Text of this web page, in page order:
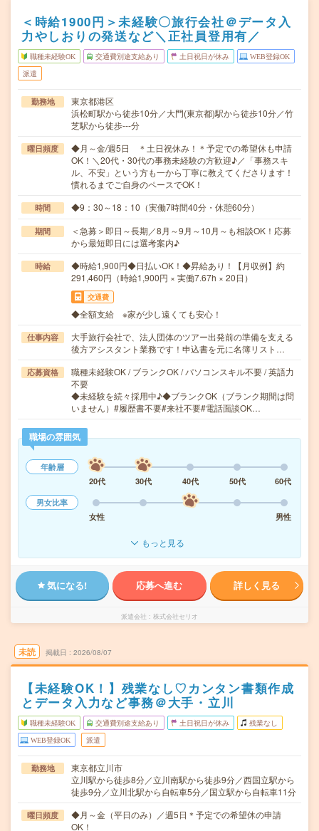
＜時給1900円＞未経験〇旅行会社＠データ入
力やしおりの発送など＼正社員登用有／
職種未経験OK 交通費別途支給あり 土日祝日が休み WEB登録OK
派遣
勤務地
東京都港区
浜松町駅から徒歩10分／大門(東京都)駅から徒歩10分／竹
芝駅から徒歩---分
曜日頻度
◆月～金/週5日 ＊土日祝休み！＊予定での希望休も申請
OK！＼20代・30代の事務未経験の方歓迎♪／「事務スキ
ル、不安」という方も一から丁寧に教えてくださります！
慣れるまでご自身のペースでOK！
時間 ◆9：30～18：10（実働7時間40分・休憩60分）
期間
＜急募＞即日～長期／8月～9月～10月～も相談OK！応募
から最短即日には選考案内♪
時給
◆時給1,900円◆日払いOK！◆昇給あり！【月収例】約
291,460円（時給1,900円 × 実働7.67h × 20日）
交通費
◆全額支給 ※家が少し遠くても安心！
仕事内容
大手旅行会社で、法人団体のツアー出発前の準備を支える
後方アシスタント業務です！申込書を元に名簿リスト…
応募資格
職種未経験OK / ブランクOK / パソコンスキル不要 / 英語力
不要
◆未経験を続々採用中♪◆ブランクOK（ブランク期間は問
いません）#履歴書不要#来社不要#電話面談OK…
職場の雰囲気
年齢層
20代
30代 40代 50代
60代
男女比率
女性
男性
もっと見る
気になる! 応募へ進む 詳しく見る
派遣会社 株式会社セリオ
未読 掲載日 2026/08/07
【未経験OK！】残業なし♡カンタン書類作成
とデータ入力など事務＠大手・立川
職種未経験OK 交通費別途支給あり 土日祝日が休み 残業なし
WEB登録OK 派遣
勤務地
東京都立川市
立川駅から徒歩8分／立川南駅から徒歩9分／西国立駅から
徒歩9分／立川北駅から自転車5分／国立駅から自転車11分
曜日頻度
◆月～金（平日のみ）／週5日＊予定での希望休の申請
OK！